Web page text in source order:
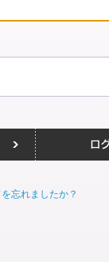
忘れましたか？